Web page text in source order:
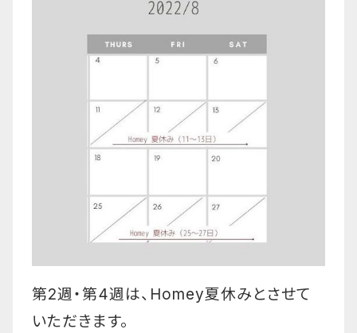
第2週・第4週は、Homey夏休みとさせて
いただきます。